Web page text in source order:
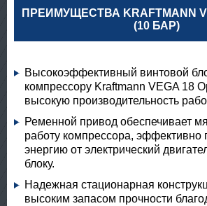
ПРЕИМУЩЕСТВА KRAFTMANN
(10 БАР)
Высокоэффективный винтовой
компрессору Kraftmann VEGA 18
высокую производительность
Ременной привод обеспечивает
работу компрессора, эффективно
энергию от электрический
блоку.
Надежная стационарная
высоким запасом прочности